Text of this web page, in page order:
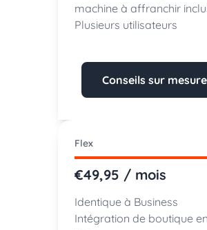
machine à affranchir
Plusieurs utilisateurs
Conseils sur mesure
Flex
€49,95 / mois
Identique à Business
Intégration de boutique en